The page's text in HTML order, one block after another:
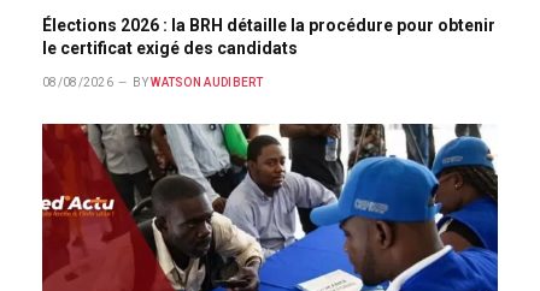
Élections 2026 : la BRH détaille la procédure pour obtenir
le certificat exigé des candidats
08/08/2026 BY WATSON AUDIBERT